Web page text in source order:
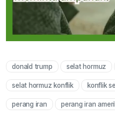
donald trump selat hormuz
selat hormuz konflik konflik
perang iran perang iran